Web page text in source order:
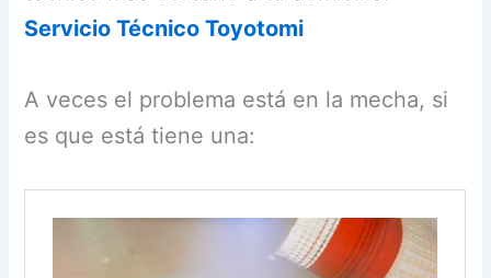
Servicio Técnico Toyotomi
A veces el problema está en la mecha, si
es que está tiene una: